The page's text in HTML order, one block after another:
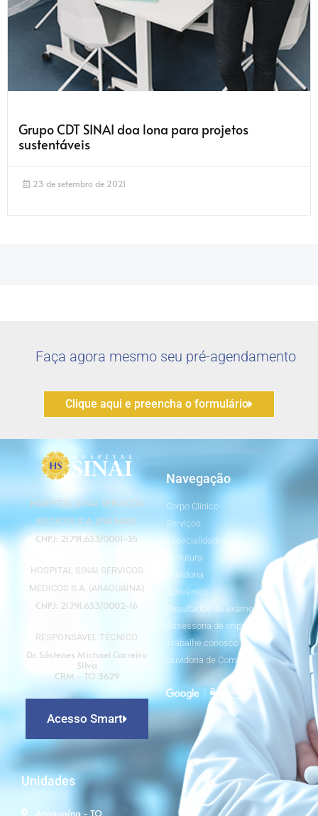
Grupo CDT SINAI doa lona para projetos
sustentáveis
23 de setembro de 2021
Faça agora mesmo seu pré-agendamento
Clique aqui e preencha o formulário
HOSPITAL SINAI SERVICOS
MEDICOS S.A. (PALMAS)
CNPJ: 21.791.633/0001-35
HOSPITAL SINAI SERVICOS
MEDICOS S.A. (ARAGUAÍNA)
CNPJ: 21.791.633/0002-16
RESPONSÁVEL TÉCNICO
Dr. Sóstenes Michael Carreiro
Silva
CRM - TO 3629
Acesso Smart
Navegação
Corpo Clínico
Serviços
Especialidades
Estrutura
Ouvidoria
Convênios
Resultados de exames
Assessoria de imprensa
Trabalhe conosco
Ouvidoria de Compliance
Unidades
Araguaína - TO